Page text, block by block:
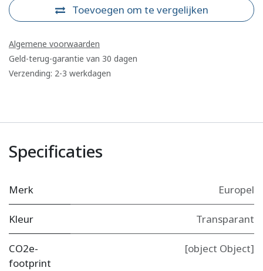
Toevoegen om te vergelijken
Algemene voorwaarden
Geld-terug-garantie van 30 dagen
Verzending: 2-3 werkdagen
Specificaties
Merk Europel
Kleur Transparant
CO2e-
footprint
[object Object]